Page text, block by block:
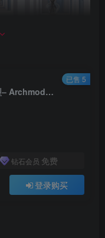
Evermotion46组室内绿植盆栽3D模型– Archmodels Vol. 260 (3DS MAX格式)
钻石会员 免费
登录购买
已售 5